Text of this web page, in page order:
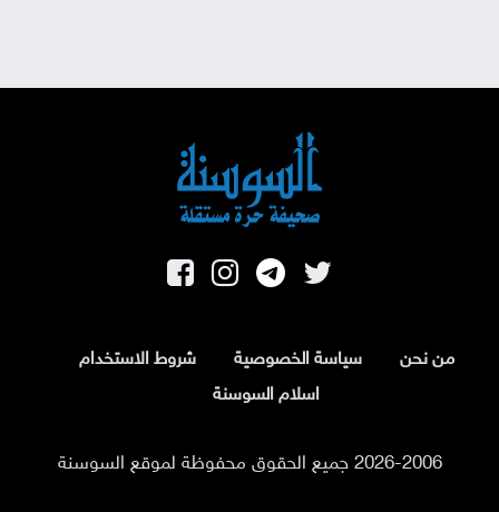
من نحن سياسة الخصوصية
شروط الاستخدام
اسلام السوسنة
2026-2006 جميع الحقوق محفوظة لموقع السوسنة